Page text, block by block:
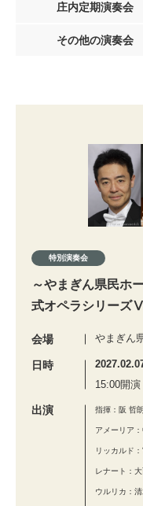
庄内定期演奏会
その他の演奏会
特別演奏会
～やまぎん県民ホ
式オペラシリーズⅤ
会場 やまぎん
日時
15:00開演
出演 指揮：阪 哲朗
アメーリア
リッカルド
レナート：
ウルリカ：